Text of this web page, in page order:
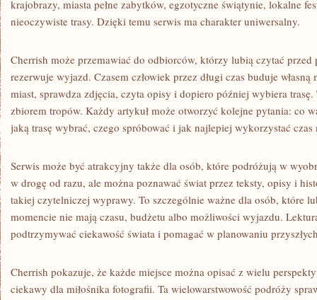
krajobrazy, miasta pełne zabytków, egzotyczne świątynie, lokalne
nieoczywiste trasy. Dzięki temu serwis ma charakter uniwersalny.
Cherrish może przemawiać do odbiorców, którzy lubią czytać
rezerwuje wyjazd. Czasem człowiek przez długi czas buduje
miast, sprawdza zdjęcia, czyta opisy i dopiero później wybiera
zbiorem tropów. Każdy artykuł może otworzyć kolejne pytania: co
jaką trasę wybrać, czego spróbować i jak najlepiej wykorzystać czas
Serwis może być atrakcyjny także dla osób, które podróżują w
w drogę od razu, ale można poznawać świat przez teksty, opisy i
takiej czytelniczej wyprawy. To szczególnie ważne dla osób, które
momencie nie mają czasu, budżetu albo możliwości wyjazdu.
podtrzymywać ciekawość świata i pomagać w planowaniu
Cherrish pokazuje, że każde miejsce można opisać z wielu
ciekawy dla miłośnika fotografii. Ta wielowarstwowość podróży